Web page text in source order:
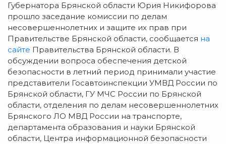
Губернатора Брянской области Юрия Никифорова
прошло заседание комиссии по делам
несовершеннолетних и защите их прав при
Правительстве Брянской области, сообщается на
сайте Правительства Брянской области. В
обсуждении вопроса обеспечения детской
безопасности в летний период принимали участие
представители Госавтоинспекции УМВД России по
Брянской области, ГУ МЧС России по Брянской
области, отделения по делам несовершеннолетних
Брянского ЛО МВД России на транспорте,
департамента образования и науки Брянской
области, Центра информационной безопасности